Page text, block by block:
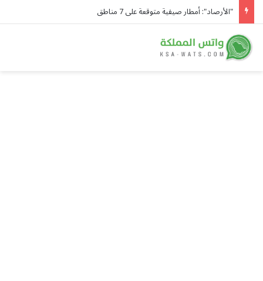
"الأرصاد": أمطار صيفية متوقعة على 7 مناطق